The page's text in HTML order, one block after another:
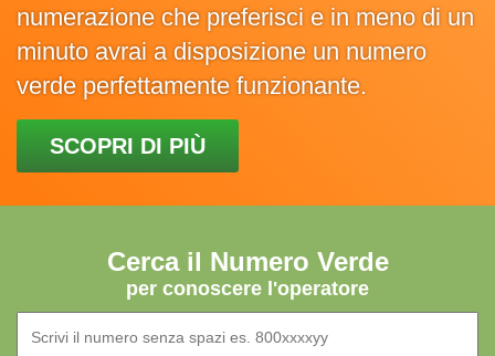
numerazione che preferisci e in meno di un
minuto avrai a disposizione un numero
verde perfettamente funzionante.
SCOPRI DI PIÙ
Cerca il Numero Verde
per conoscere l'operatore